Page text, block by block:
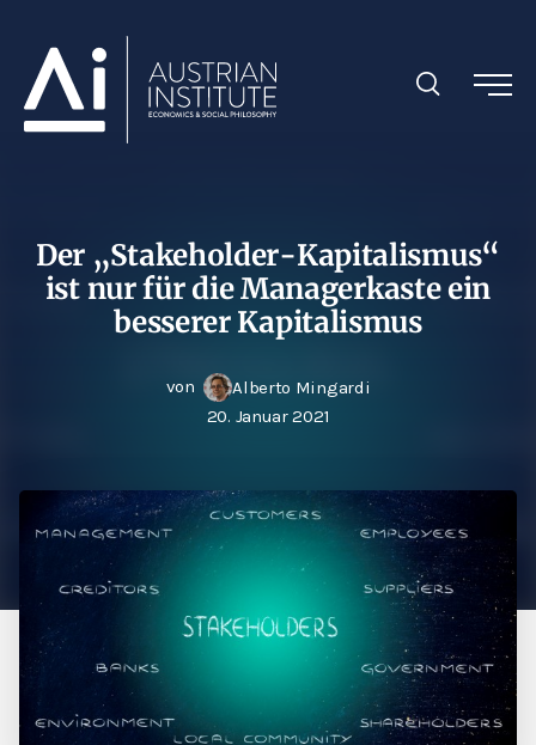
Der „Stakeholder-Kapitalismus“
ist nur für die Managerkaste ein
besserer Kapitalismus
von
Alberto Mingardi
20. Januar 2021